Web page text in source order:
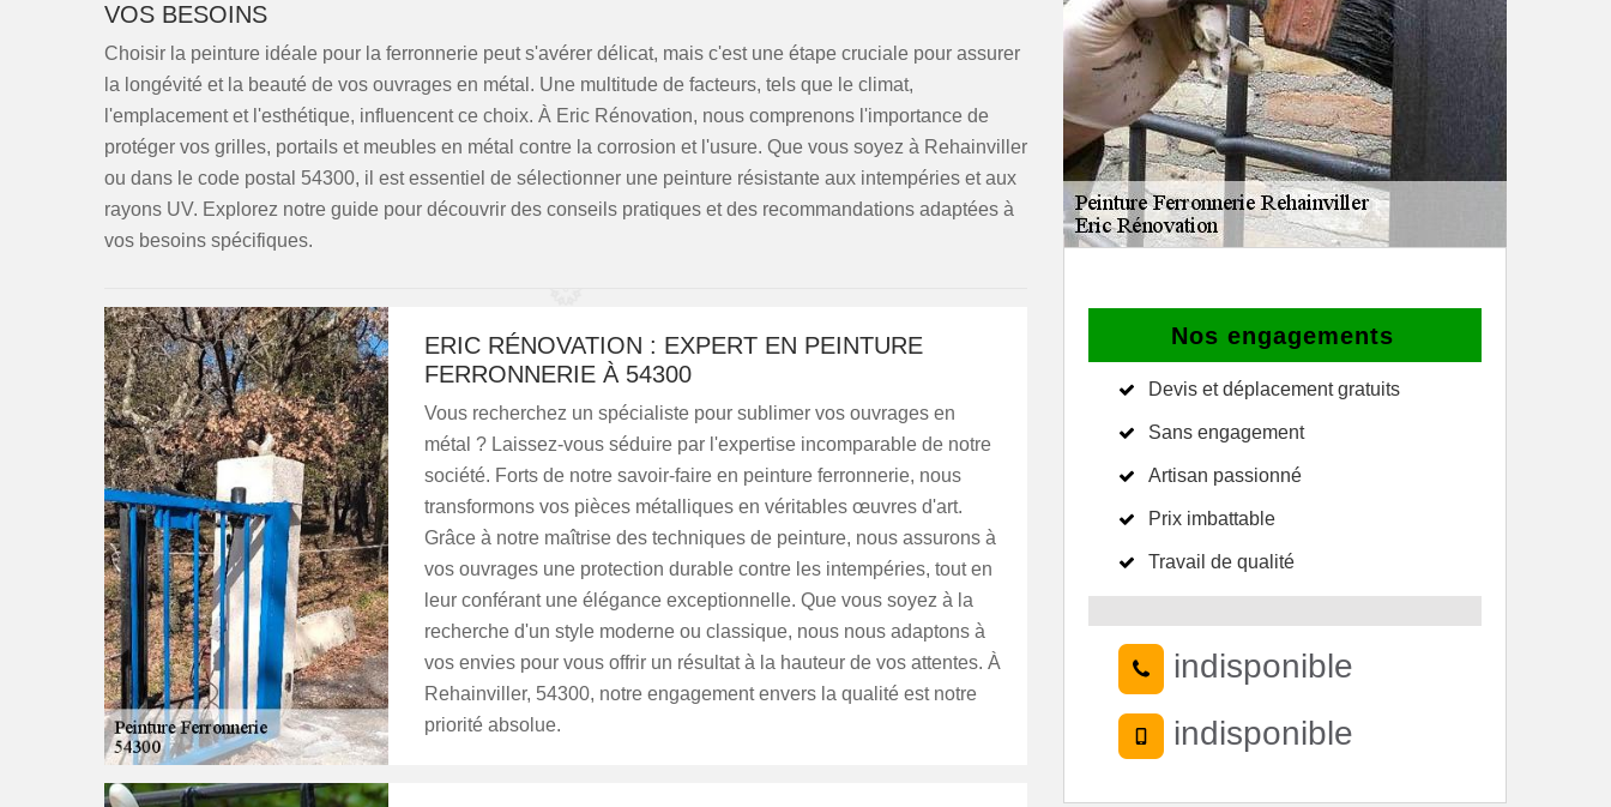
VOS BESOINS
Choisir la peinture idéale pour la ferronnerie peut s'avérer délicat, mais c'est une étape cruciale pour assurer
la longévité et la beauté de vos ouvrages en métal. Une multitude de facteurs, tels que le climat,
l'emplacement et l'esthétique, influencent ce choix. À Eric Rénovation, nous comprenons l'importance de
protéger vos grilles, portails et meubles en métal contre la corrosion et l'usure. Que vous soyez à Rehainviller
ou dans le code postal 54300, il est essentiel de sélectionner une peinture résistante aux intempéries et aux
rayons UV. Explorez notre guide pour découvrir des conseils pratiques et des recommandations adaptées à
vos besoins spécifiques.
ERIC RÉNOVATION : EXPERT EN PEINTURE
FERRONNERIE À 54300
Vous recherchez un spécialiste pour sublimer vos ouvrages en
métal ? Laissez-vous séduire par l'expertise incomparable de notre
société. Forts de notre savoir-faire en peinture ferronnerie, nous
transformons vos pièces métalliques en véritables œuvres d'art.
Grâce à notre maîtrise des techniques de peinture, nous assurons à
vos ouvrages une protection durable contre les intempéries, tout en
leur conférant une élégance exceptionnelle. Que vous soyez à la
recherche d'un style moderne ou classique, nous nous adaptons à
vos envies pour vous offrir un résultat à la hauteur de vos attentes. À
Rehainviller, 54300, notre engagement envers la qualité est notre
priorité absolue.
Nos engagements
Devis et déplacement gratuits
Sans engagement
Artisan passionné
Prix imbattable
Travail de qualité
indisponible
indisponible